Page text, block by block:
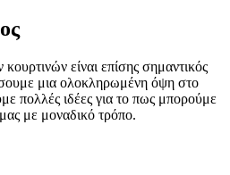
είναι επίσης σημαντικός
μια ολοκληρωμένη όψη στο
πολλές ιδέες για το πως μπορούμε
με μοναδικό τρόπο.